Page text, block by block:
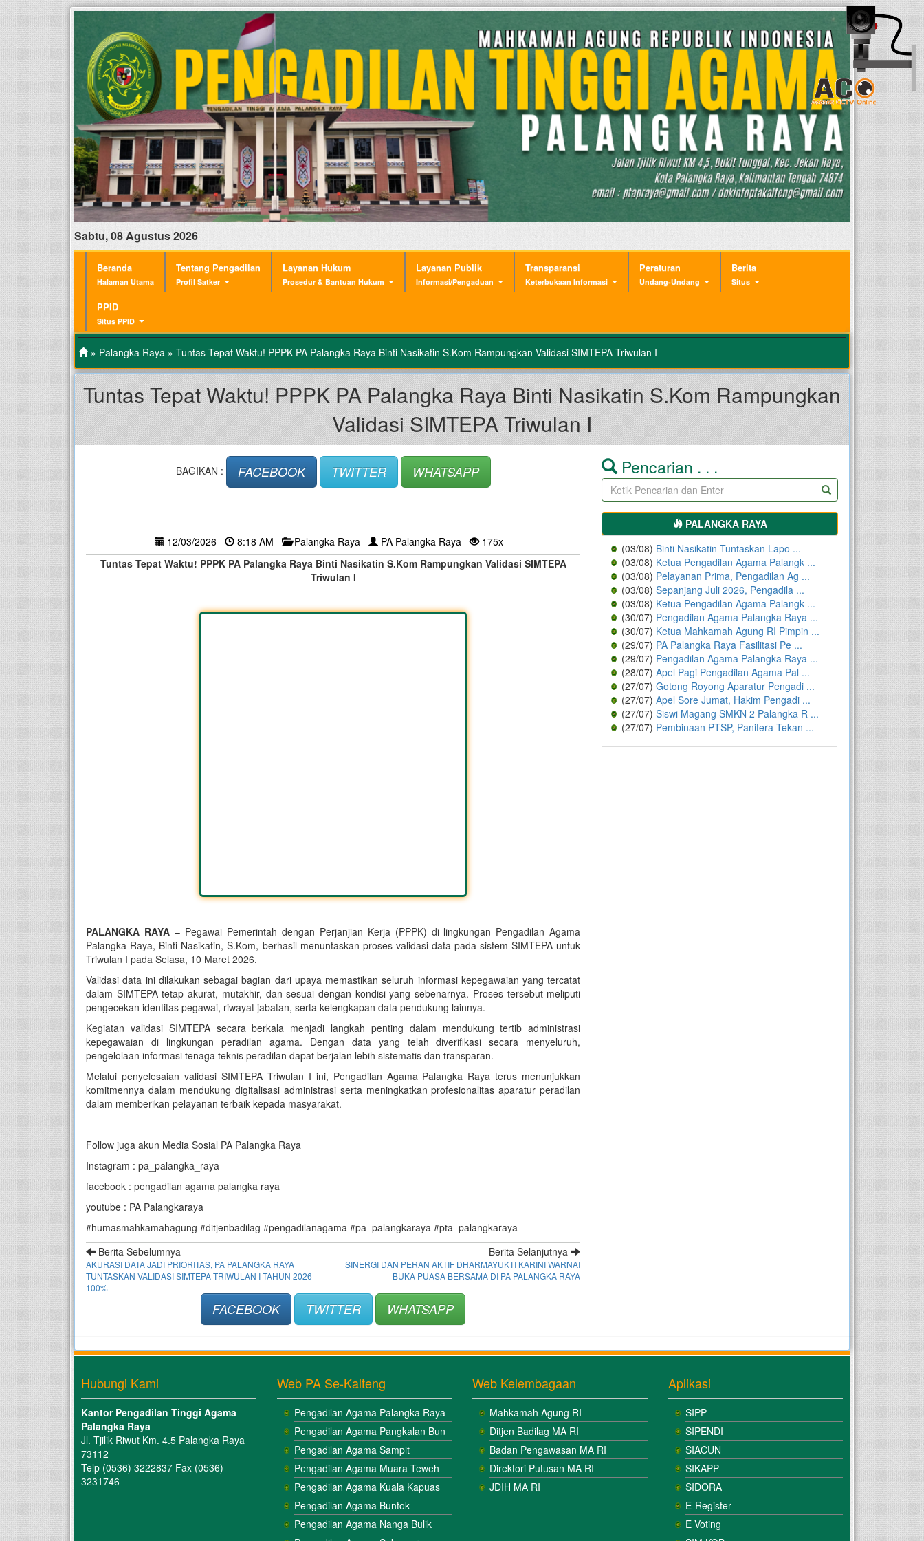
Sabtu, 08 Agustus 2026
Beranda
Halaman Utama
Tentang Pengadilan
Profil Satker
Layanan Hukum
Prosedur & Bantuan Hukum
Layanan Publik
Informasi/Pengaduan
Transparansi
Keterbukaan Informasi
Peraturan
Undang-Undang
Berita
Situs
PPID
Situs PPID
» Palangka Raya » Tuntas Tepat Waktu! PPPK PA Palangka Raya Binti Nasikatin S.Kom Rampungkan Validasi SIMTEPA Triwulan I
Tuntas Tepat Waktu! PPPK PA Palangka Raya Binti Nasikatin S.Kom Rampungkan
Validasi SIMTEPA Triwulan I
BAGIKAN : FACEBOOK TWITTER WHATSAPP
12/03/2026 8:18 AM Palangka Raya PA Palangka Raya
175x
Tuntas Tepat Waktu! PPPK PA Palangka Raya Binti Nasikatin S.Kom Rampungkan Validasi SIMTEPA
Triwulan I
PALANGKA RAYA– Pegawai Pemerintah dengan Perjanjian Kerja (PPPK) di lingkungan Pengadilan Agama
Palangka Raya, Binti Nasikatin, S.Kom, berhasil menuntaskan proses validasi data pada sistem SIMTEPA untuk
Triwulan I pada Selasa, 10 Maret 2026.
Validasi data ini dilakukan sebagai bagian dari upaya memastikan seluruh informasi kepegawaian yang tercatat
dalam SIMTEPA tetap akurat, mutakhir, dan sesuai dengan kondisi yang sebenarnya. Proses tersebut meliputi
pengecekan identitas pegawai, riwayat jabatan, serta kelengkapan data pendukung lainnya.
Kegiatan validasi SIMTEPA secara berkala menjadi langkah penting dalam mendukung tertib administrasi
kepegawaian di lingkungan peradilan agama. Dengan data yang telah diverifikasi secara menyeluruh,
pengelolaan informasi tenaga teknis peradilan dapat berjalan lebih sistematis dan transparan.
Melalui penyelesaian validasi SIMTEPA Triwulan I ini, Pengadilan Agama Palangka Raya terus menunjukkan
komitmennya dalam mendukung digitalisasi administrasi serta meningkatkan profesionalitas aparatur peradilan
dalam memberikan pelayanan terbaik kepada masyarakat.
Follow juga akun Media Sosial PA Palangka Raya
Instagram : pa_palangka_raya
facebook : pengadilan agama palangka raya
youtube : PA Palangkaraya
#humasmahkamahagung #ditjenbadilag #pengadilanagama #pa_palangkaraya #pta_palangkaraya
Berita Sebelumnya
AKURASI DATA JADI PRIORITAS, PA PALANGKA RAYA
TUNTASKAN VALIDASI SIMTEPA TRIWULAN I TAHUN 2026
100%
Berita Selanjutnya
SINERGI DAN PERAN AKTIF DHARMAYUKTI KARINI WARNAI
BUKA PUASA BERSAMA DI PA PALANGKA RAYA
FACEBOOK TWITTER WHATSAPP
Pencarian . . .
PALANGKA RAYA
(03/08) Binti Nasikatin Tuntaskan Lapo ...
(03/08) Ketua Pengadilan Agama Palangk ...
(03/08) Pelayanan Prima, Pengadilan Ag ...
(03/08) Sepanjang Juli 2026, Pengadila ...
(03/08) Ketua Pengadilan Agama Palangk ...
(30/07) Pengadilan Agama Palangka Raya ...
(30/07) Ketua Mahkamah Agung RI Pimpin ...
(29/07) PA Palangka Raya Fasilitasi Pe ...
(29/07) Pengadilan Agama Palangka Raya ...
(28/07) Apel Pagi Pengadilan Agama Pal ...
(27/07) Gotong Royong Aparatur Pengadi ...
(27/07) Apel Sore Jumat, Hakim Pengadi ...
(27/07) Siswi Magang SMKN 2 Palangka R ...
(27/07) Pembinaan PTSP, Panitera Tekan ...
Hubungi Kami
Kantor Pengadilan Tinggi Agama
Palangka Raya
Jl. Tjilik Riwut Km. 4.5 Palangka Raya
73112
Telp (0536) 3222837 Fax (0536)
3231746
Web PA Se-Kalteng
Pengadilan Agama Palangka Raya
Pengadilan Agama Pangkalan Bun
Pengadilan Agama Sampit
Pengadilan Agama Muara Teweh
Pengadilan Agama Kuala Kapuas
Pengadilan Agama Buntok
Pengadilan Agama Nanga Bulik
Web Kelembagaan
Mahkamah Agung RI
Ditjen Badilag MA RI
Badan Pengawasan MA RI
Direktori Putusan MA RI
JDIH MA RI
Aplikasi
SIPP
SIPENDI
SIACUN
SIKAPP
SIDORA
E-Register
E Voting